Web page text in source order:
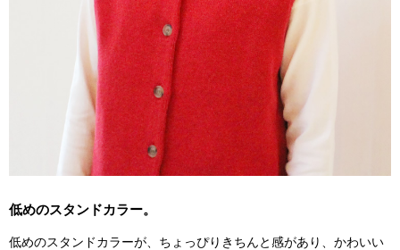
低めのスタンドカラー。
低めのスタンドカラーが、ちょっぴりきちんと感があり、かわいい